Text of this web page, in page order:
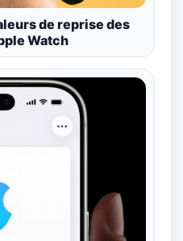
de reprise des
Watch